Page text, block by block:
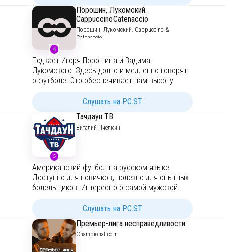
4
Порошин, Лукомский.
CappuccinoCatenaccio
Порошин, Лукомский. Cappuccino &
Catenaccio
Подкаст Игоря Порошина и Вадима
Лукомского. Здесь долго и медленно говорят
о футболе. Это обеспечивает нам высоту
поверхностных комментариев. Тактика,
тренды, экономика, политика, антропология
футбола.
Реклама и сотрудничество
gonchukova.m@yandex.ru
Слушать на PC.ST
5
Тачдаун ТВ
Виталий Пчелкин
Американский футбол на русском языке.
Доступно для новичков, полезно для опытных
болельщиков. Интересно о самой мужской
объясняем про футбол!Слушать на PC.ST
Премьер-лига несправедливости
Championat.com